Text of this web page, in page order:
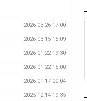
2026-03-26 17:00
2026-03-15 15:09
2026-01-22 19:30
2026-01-22 15:00
2026-01-17 00:04
2025-12-14 19:35